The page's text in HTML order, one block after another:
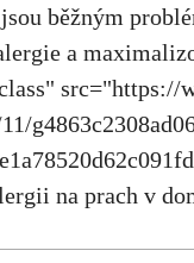
běžným
a
src="https://
na prach v